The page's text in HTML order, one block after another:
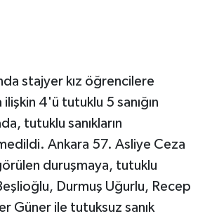
stajyer kız öğrencilere
4'ü tutuklu 5 sanığın
tutuklu sanıkların
Ankara 57. Asliye Ceza
duruşmaya, tutuklu
Durmuş Uğurlu, Recep
Güner ile tutuksuz sanık
Sahiplendirme